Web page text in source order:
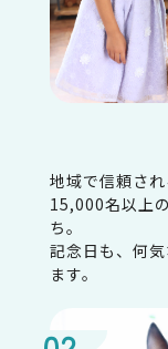
地域で信頼され
15,000名以上
ち。
記念日も、何
ます。
・本ウェブ
上記の利用
4．利用目的
弊社は、利
を変更するも
利用目的の
について、
す。
5．個人情報